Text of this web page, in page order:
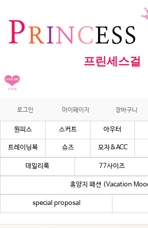
프린세스걸
로그인 마이페이지 장바구니
원피스 스커트 아우터
트레이닝복 슈즈 모자&ACC
데일리룩 77사이즈
휴양지 패션 (Vacation
special proposal